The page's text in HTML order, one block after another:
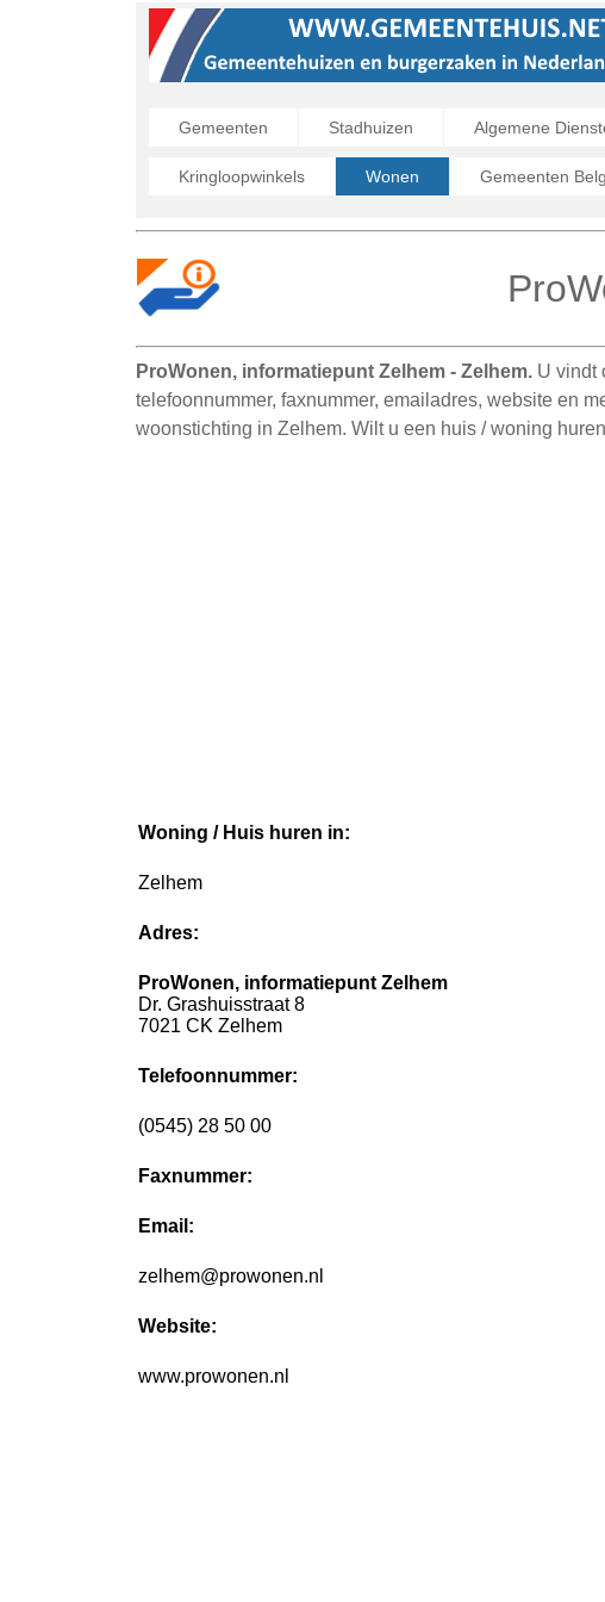
Gemeenten Stadhuizen Algemene
Kringloopwinkels Wonen Gemeenten
ProWonen, informatiepunt Zelhem - Zelhem. U vindt
telefoonnummer, faxnummer, emailadres, website en
woonstichting in Zelhem. Wilt u een huis / woning
Woning / Huis huren in:
Zelhem
Adres:
ProWonen, informatiepunt Zelhem
Dr. Grashuisstraat 8
7021 CK Zelhem
Telefoonnummer:
(0545) 28 50 00
Faxnummer:
Email:
zelhem@prowonen.nl
Website:
www.prowonen.nl